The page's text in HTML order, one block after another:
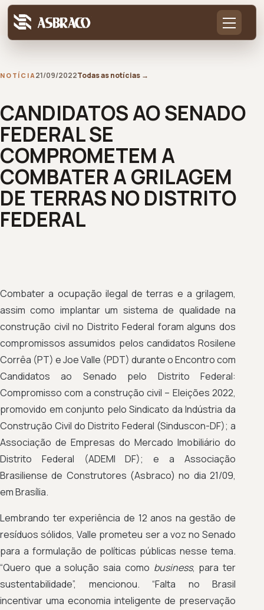
NOTÍCIA21/09/2022Todas as notícias →
CANDIDATOS AO SENADO
FEDERAL SE
COMPROMETEM A
COMBATER A GRILAGEM
DE TERRAS NO DISTRITO
FEDERAL
Combater a ocupação ilegal de terras e a grilagem,
assim como implantar um sistema de qualidade na
construção civil no Distrito Federal foram alguns dos
compromissos assumidos pelos candidatos Rosilene
Corrêa (PT) e Joe Valle (PDT) durante o Encontro com
Candidatos ao Senado pelo Distrito Federal:
Compromisso com a construção civil – Eleições 2022,
promovido em conjunto pelo Sindicato da Indústria da
Construção Civil do Distrito Federal (Sinduscon-DF); a
Associação de Empresas do Mercado Imobiliário do
Distrito Federal (ADEMI DF); e a Associação
Brasiliense de Construtores (Asbraco) no dia 21/09,
em Brasília.
Lembrando ter experiência de 12 anos na gestão de
resíduos sólidos, Valle prometeu ser a voz no Senado
para a formulação de políticas públicas nesse tema.
“Quero que a solução saia como business, para ter
sustentabilidade”, mencionou. “Falta no Brasil
incentivar uma economia inteligente de preservação